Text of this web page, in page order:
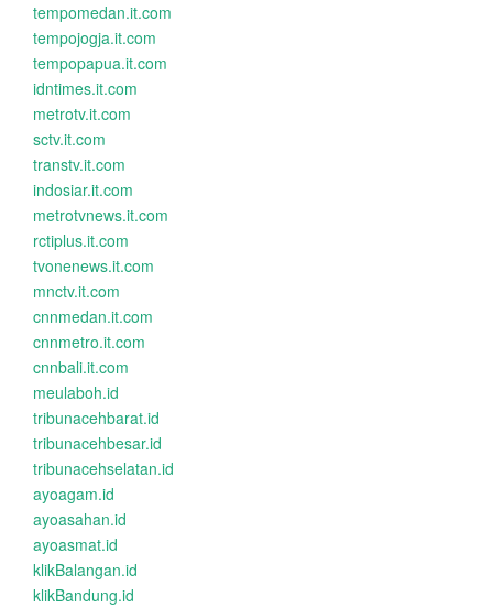
tempomedan.it.com
tempojogja.it.com
tempopapua.it.com
idntimes.it.com
metrotv.it.com
sctv.it.com
transtv.it.com
indosiar.it.com
metrotvnews.it.com
rctiplus.it.com
tvonenews.it.com
mnctv.it.com
cnnmedan.it.com
cnnmetro.it.com
cnnbali.it.com
meulaboh.id
tribunacehbarat.id
tribunacehbesar.id
tribunacehselatan.id
ayoagam.id
ayoasahan.id
ayoasmat.id
klikBalangan.id
klikBandung.id